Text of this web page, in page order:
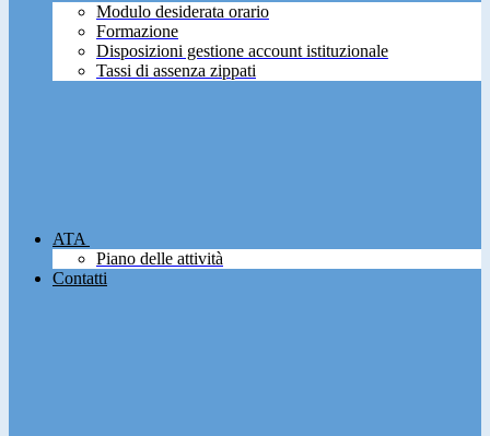
Modulo desiderata orario
Formazione
Disposizioni gestione account istituzionale
Tassi di assenza zippati
ATA
Piano delle attività
Contatti